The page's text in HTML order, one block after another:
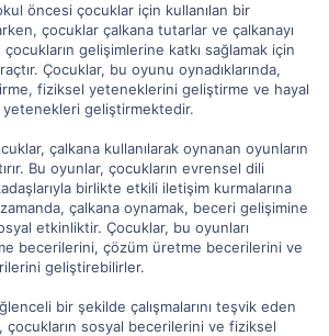
öncesi çocuklar için kullanılan bir
çocuklar çalkana tutarlar ve çalkanayı
gelişimlerine katkı sağlamak için
Çocuklar, bu oyunu oynadıklarında,
fiziksel yeteneklerini geliştirme ve hayal
geliştirmektedir.
çalkana kullanılarak oynanan oyunların
Bu oyunlar, çocukların evrensel dili
birlikte etkili iletişim kurmalarına
zamanda, çalkana oynamak, beceri gelişimine
etkinliktir. Çocuklar, bu oyunları
becerilerini, çözüm üretme becerilerini ve
geliştirebilirler.
bir şekilde çalışmalarını teşvik eden
çocukların sosyal becerilerini ve fiziksel